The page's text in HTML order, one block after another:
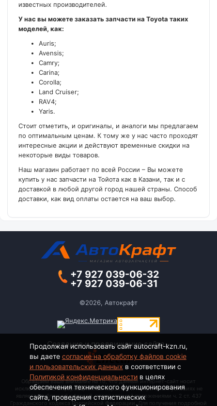
известных производителей.
У нас вы можете заказать запчасти на Toyota таких
моделей, как:
Auris;
Avensis;
Camry;
Carina;
Corolla;
Land Cruiser;
RAV4;
Yaris.
Стоит отметить, и оригиналы, и аналоги мы предлагаем
по оптимальным ценам. К тому же у нас часто проходят
интересные акции и действуют временные скидки на
некоторые виды товаров.
Наш магазин работает по всей России – Вы можете
купить у нас запчасти на Тойота как в Казани, так и с
доставкой в любой другой город нашей страны. Способ
доставки, как вид оплаты остается на ваш выбор.
+7 927 039-06-32
+7 927 039-06-31
©2026, Автокрафт
Создание и продвижение сайта -
Обращаем Ваше внимание на то, что данный интернет-сайт носит
исключительно информационный характер и ни при каких условиях не
является публичной офертой, определяемой положениями ч. 2 ст. 437
Гражданского кодекса Российской Федерации. Для получения подробной
Продолжая использовать сайт autocraft-kzn.ru,
вы даете согласие на обработку файлов cookie
и пользовательских данных в соответствии с
Политикой конфиденциальностив целях
обеспечения технического функционирования
сайта, проведения статистических